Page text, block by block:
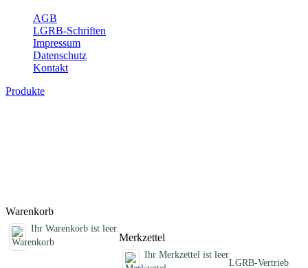
AGB
LGRB-Schriften
Impressum
Datenschutz
Kontakt
Produkte
Warenkorb
Ihr Warenkorb ist leer.
Merkzettel
Ihr Merkzettel ist leer
LGRB-Vertrieb